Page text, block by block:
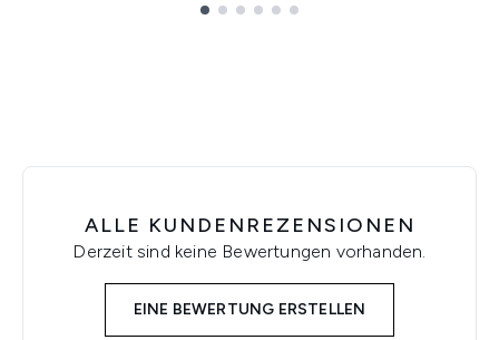
ALLE KUNDENREZENSIONEN
Derzeit sind keine Bewertungen vorhanden.
EINE BEWERTUNG ERSTELLEN